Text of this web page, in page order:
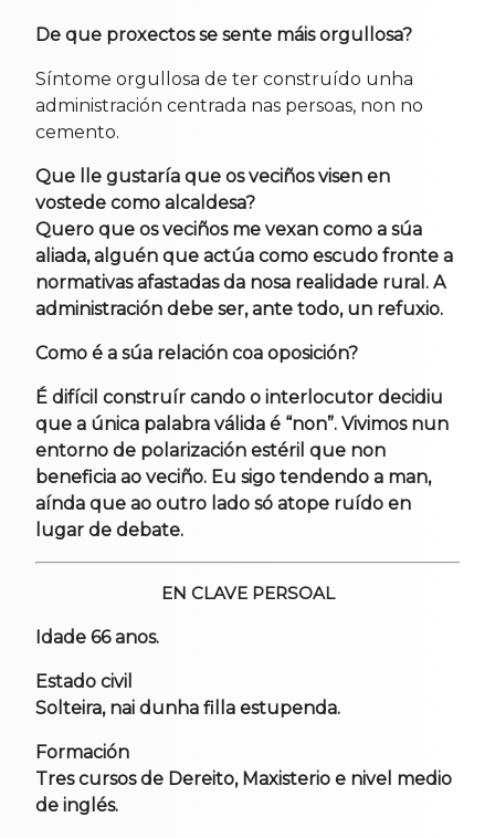
De que proxectos se sente máis orgullosa?
Síntome orgullosa de ter construído unha
administración centrada nas persoas, non no
cemento.
Que lle gustaría que os veciños visen en
vostede como alcaldesa?
Quero que os veciños me vexan como a súa
aliada, alguén que actúa como escudo fronte a
normativas afastadas da nosa realidade rural. A
administración debe ser, ante todo, un refuxio.
Como é a súa relación coa oposición?
É difícil construír cando o interlocutor decidiu
que a única palabra válida é “non”. Vivimos nun
entorno de polarización estéril que non
beneficia ao veciño. Eu sigo tendendo a man,
aínda que ao outro lado só atope ruído en
lugar de debate.
EN CLAVE PERSOAL
Idade 66 anos.
Estado civil
Solteira, nai dunha filla estupenda.
Formación
Tres cursos de Dereito, Maxisterio e nivel medio
de inglés.